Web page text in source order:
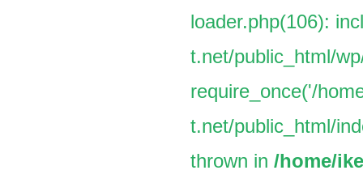
loader.php(106):
t.net/public_html/
require_once('/
t.net/public_html/
thrown in /home/